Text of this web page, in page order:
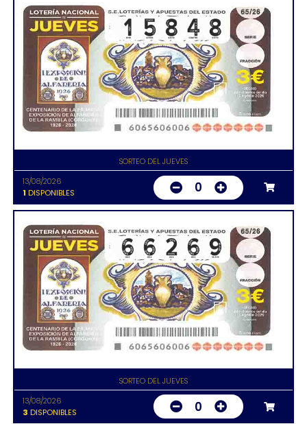
SORTEO DEL JUEVES
13/08/2026
1 DISPONIBLES 0
SORTEO DEL JUEVES
13/08/2026
3 DISPONIBLES 0